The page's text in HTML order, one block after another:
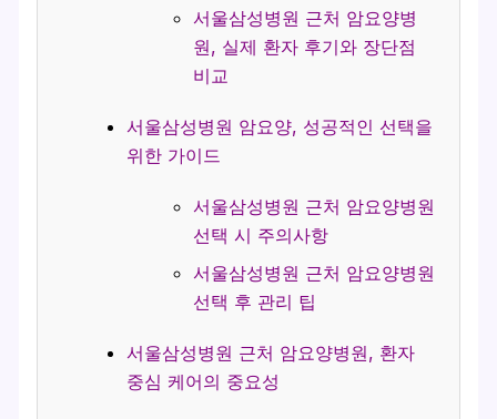
서울삼성병원 근처 암요양병
원, 실제 환자 후기와 장단점
비교
서울삼성병원 암요양, 성공적인 선택을
위한 가이드
서울삼성병원 근처 암요양병원
선택 시 주의사항
서울삼성병원 근처 암요양병원
선택 후 관리 팁
서울삼성병원 근처 암요양병원, 환자
중심 케어의 중요성